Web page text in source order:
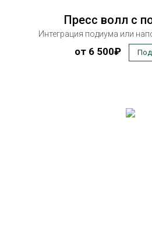
Пресс волл с
Интеграция подиума или
от 6 500₽